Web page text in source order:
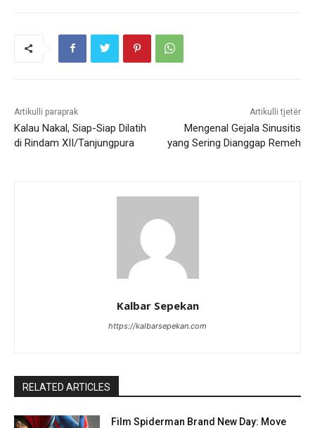
Artikulli paraprak
Kalau Nakal, Siap-Siap Dilatih
di Rindam XII/Tanjungpura
Artikulli tjetër
Mengenal Gejala Sinusitis
yang Sering Dianggap Remeh
Kalbar Sepekan
https://kalbarsepekan.com
RELATED ARTICLES
Film Spiderman Brand New Day: Move